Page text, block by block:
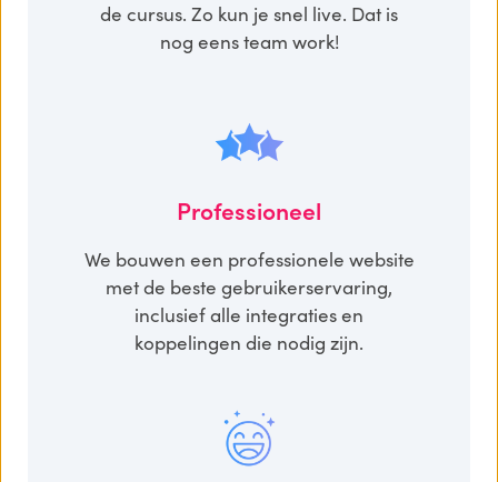
de cursus. Zo kun je snel live. Dat is
nog eens team work!
Professioneel
We bouwen een professionele website
met de beste gebruikerservaring,
inclusief alle integraties en
koppelingen die nodig zijn.